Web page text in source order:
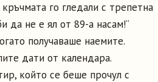
го гледали с трепетна
да не е ял от 89-а насам!“
получаваше наемите.
дати от календара.
който се беше прочул с